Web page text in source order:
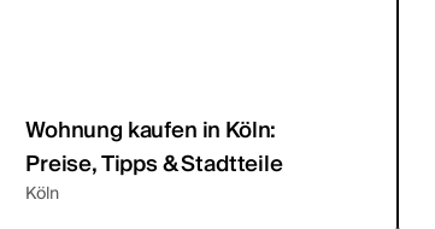
Wohnung kaufen in Köln:
Preise, Tipps & Stadtteile
Köln